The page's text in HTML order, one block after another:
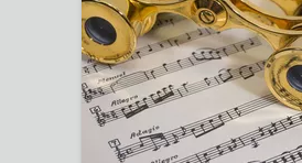
53 Reisen gefunden